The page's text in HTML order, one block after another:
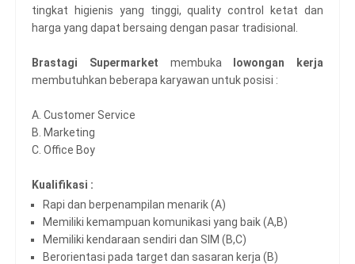
tingkat higienis yang tinggi, quality control ketat dan
harga yang dapat bersaing dengan pasar tradisional.
Brastagi Supermarket membuka
lowongan kerja
membutuhkan beberapa karyawan untuk posisi :
A. Customer Service
B. Marketing
C. Office Boy
Kualifikasi :
Rapi dan berpenampilan menarik (A)
Memiliki kemampuan komunikasi yang baik (A,B)
Memiliki kendaraan sendiri dan SIM (B,C)
Berorientasi pada target dan sasaran kerja (B)